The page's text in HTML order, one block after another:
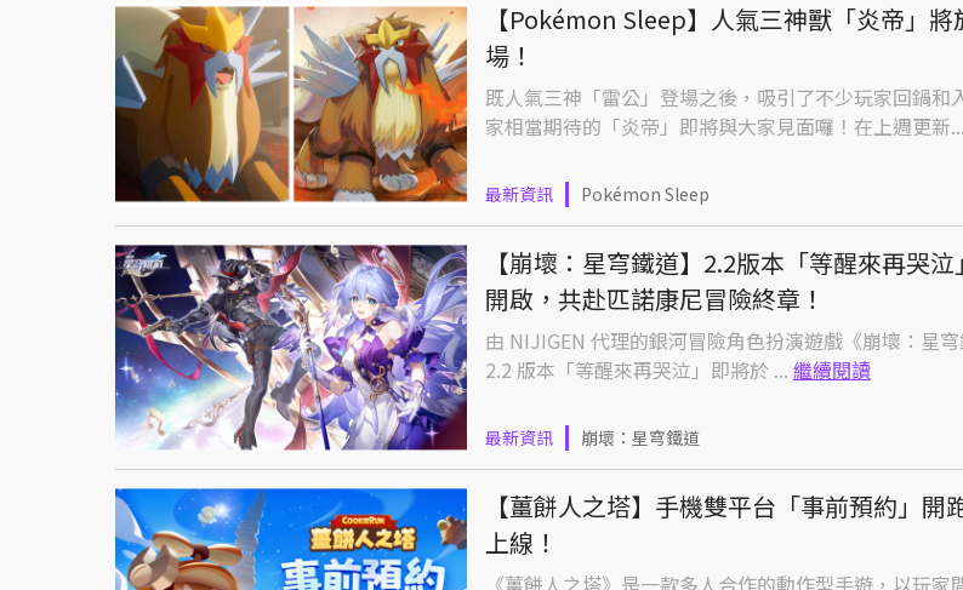
【Pokémon Sleep】人氣三神獸「炎帝」將
場！
既人氣三神「雷公」登場之後，吸引了不少玩家回鍋和
家相當期待的「炎帝」即將與大家見面囉！在上週更新...
最新資訊 Pokémon Sleep
【崩壞：星穹鐵道】2.2版本「等醒來再哭
開啟，共赴匹諾康尼冒險終章！
由 NIJIGEN 代理的銀河冒險角色扮演遊戲《崩壞：星
2.2 版本「等醒來再哭泣」即將於 ... 繼續閱讀
最新資訊 崩壞：星穹鐵道
【薑餅人之塔】手機雙平台「事前預約」開
上線！
《薑餅人之塔》是一款多人合作的動作型手遊，以玩